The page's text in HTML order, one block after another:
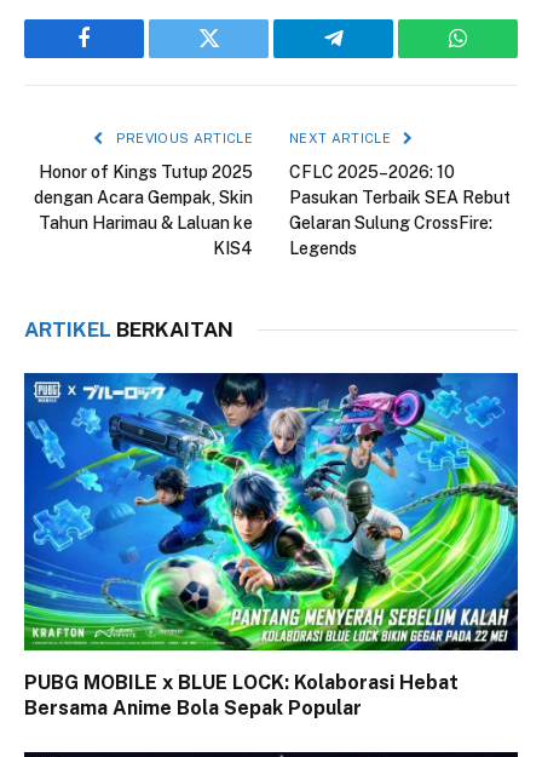
Facebook Twitter Telegram
PREVIOUS ARTICLE
Honor of Kings Tutup 2025
dengan Acara Gempak, Skin
Tahun Harimau & Laluan ke
KIS4
NEXT ARTICLE
CFLC 2025–2026: 10
Pasukan Terbaik SEA Rebut
Gelaran Sulung CrossFire:
Legends
ARTIKEL BERKAITAN
PUBG MOBILE x BLUE LOCK: Kolaborasi Hebat
Bersama Anime Bola Sepak Popular